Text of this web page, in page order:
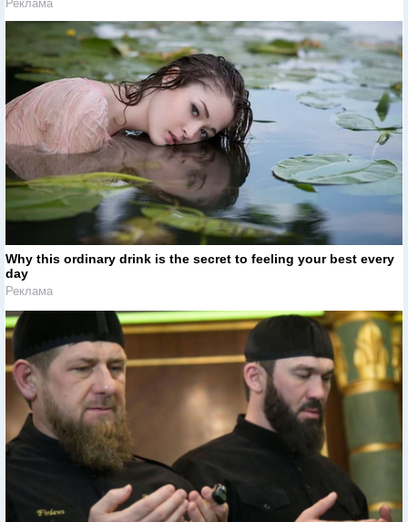
Реклама
Why this ordinary drink is the secret to feeling your best every
day
Реклама